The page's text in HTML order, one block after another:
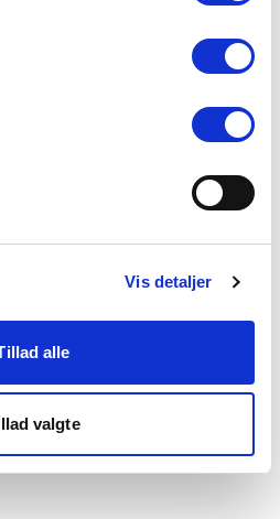
videre til vores Cookiepolitik,
Vis detaljer
alle
valgte